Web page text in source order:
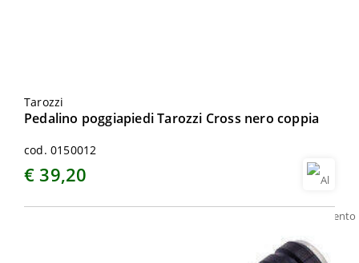
Tarozzi
Pedalino poggiapiedi Tarozzi Cross nero coppia
cod. 0150012
€ 39,20